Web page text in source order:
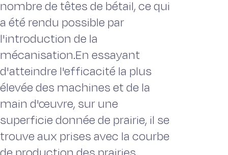
nombre de têtes de bétail, ce qui
a été rendu possible par
l'introduction de la
mécanisation.En essayant
d'atteindre l'efficacité la plus
élevée des machines et de la
main d'œuvre, sur une
superficie donnée de prairie, il se
trouve aux prises avec la courbe